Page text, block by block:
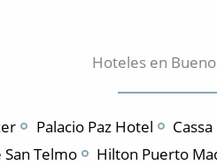
Hoteles en
Palacio Paz Hotel
San Telmo Hilton Puerto